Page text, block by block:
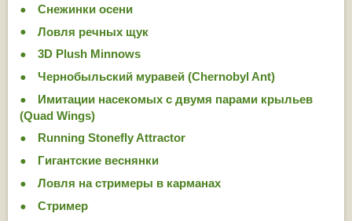
Снежинки осени
Ловля речных щук
3D Plush Minnows
Чернобыльский муравей (Chernobyl Ant)
Имитации насекомых с двумя парами крыльев
(Quad Wings)
Running Stonefly Attractor
Гигантские веснянки
Ловля на стримеры в карманах
Стример